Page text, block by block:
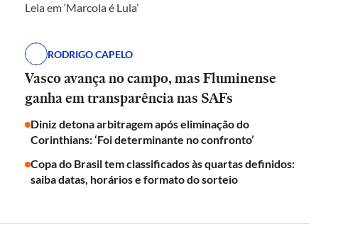
Leia em ‘Marcola é Lula’
RODRIGO CAPELO
Vasco avança no campo, mas Fluminense
ganha em transparência nas SAFs
Diniz detona arbitragem após eliminação do
Corinthians: ‘Foi determinante no confronto’
Copa do Brasil tem classificados às quartas definidos:
saiba datas, horários e formato do sorteio